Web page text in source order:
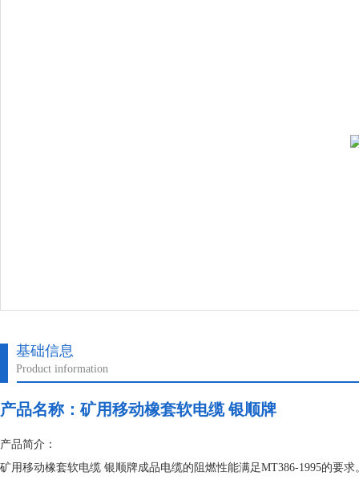
基础信息
Product information
产品名称： 矿用移动橡套软电缆 银顺牌
产品简介：
矿用移动橡套软电缆 银顺牌成品电缆的阻燃性能满足MT386-1995的要